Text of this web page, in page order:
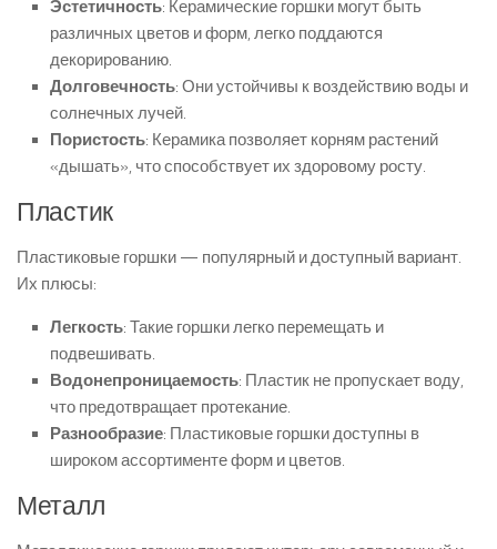
Эстетичность: Керамические горшки могут быть
различных цветов и форм, легко поддаются
декорированию.
Долговечность: Они устойчивы к воздействию воды и
солнечных лучей.
Пористость: Керамика позволяет корням растений
«дышать», что способствует их здоровому росту.
Пластик
Пластиковые горшки — популярный и доступный вариант.
Их плюсы:
Легкость: Такие горшки легко перемещать и
подвешивать.
Водонепроницаемость: Пластик не пропускает воду,
что предотвращает протекание.
Разнообразие: Пластиковые горшки доступны в
широком ассортименте форм и цветов.
Металл